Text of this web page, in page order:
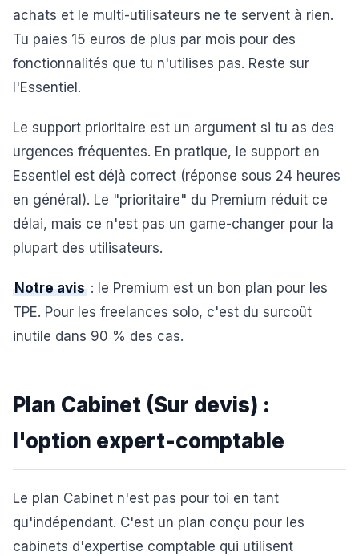
achats et le multi-utilisateurs ne te servent à rien.
Tu paies 15 euros de plus par mois pour des
fonctionnalités que tu n'utilises pas. Reste sur
l'Essentiel.
Le support prioritaire est un argument si tu as des
urgences fréquentes. En pratique, le support en
Essentiel est déjà correct (réponse sous 24 heures
en général). Le "prioritaire" du Premium réduit ce
délai, mais ce n'est pas un game-changer pour la
plupart des utilisateurs.
Notre avis : le Premium est un bon plan pour les
TPE. Pour les freelances solo, c'est du surcoût
inutile dans 90 % des cas.
Plan Cabinet (Sur devis) :
l'option expert-comptable
Le plan Cabinet n'est pas pour toi en tant
qu'indépendant. C'est un plan conçu pour les
cabinets d'expertise comptable qui utilisent